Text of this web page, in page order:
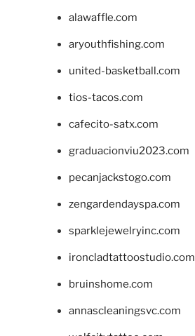
alawaffle.com
aryouthfishing.com
united-basketball.com
tios-tacos.com
cafecito-satx.com
graduacionviu2023.com
pecanjackstogo.com
zengardendayspa.com
sparklejewelryinc.com
ironcladtattoostudio.com
bruinshome.com
annascleaningsvc.com